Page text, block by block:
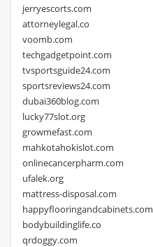
jerryescorts.com
attorneylegal.co
voomb.com
techgadgetpoint.com
tvsportsguide24.com
sportsreviews24.com
dubai360blog.com
lucky77slot.org
growmefast.com
mahkotahokislot.com
onlinecancerpharm.com
ufalek.org
mattress-disposal.com
happyflooringandcabinets.com
bodybuildinglife.co
qrdoggy.com